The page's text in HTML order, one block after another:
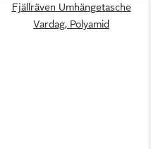
Fjällräven Umhängetasche
Vardag, Polyamid